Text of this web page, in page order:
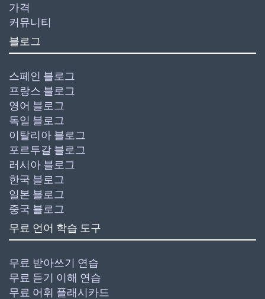
가격
커뮤니티
블로그
스페인 블로그
프랑스 블로그
영어 블로그
독일 블로그
이탈리아 블로그
포르투갈 블로그
러시아 블로그
한국 블로그
일본 블로그
중국 블로그
무료 언어 학습 도구
무료 받아쓰기 연습
무료 듣기 이해 연습
무료 어휘 플래시카드